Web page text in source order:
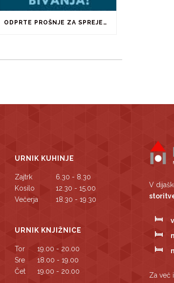
ODPRTE PROŠNJE ZA SPREJEM IN PODALJŠANJE BIVANJA V ŠTUDENTSKIH DOMOVIH IN PRI ZASEBNIKIH
URNIK KUHINJE
Zajtrk
6.30 - 8.30
Kosilo
12.30 - 15.00
Večerja
18.30 - 19.30
URNIK KNJIŽNICE
Tor
19.00 - 20.00
Sre
18.00 - 19.00
Čet
19.00 - 20.00
V
Za več